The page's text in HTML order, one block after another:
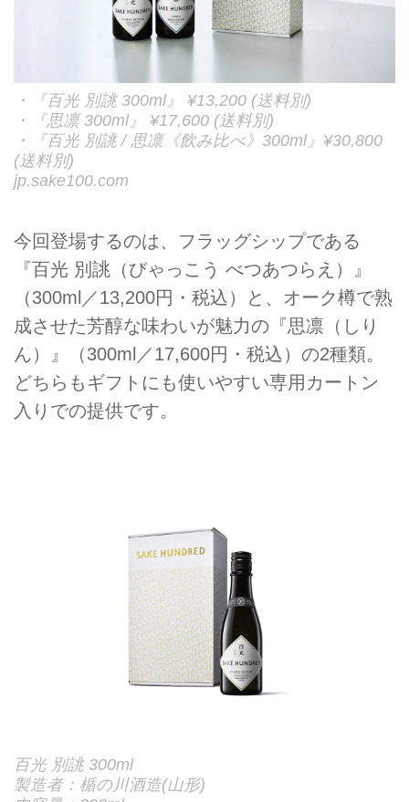
・『百光 別誂 300ml』 ¥13,200 (送料別)
・『思凛 300ml』 ¥17,600 (送料別)
・『百光 別誂 / 思凛《飲み比べ》300ml』¥30,800
(送料別)
jp.sake100.com
今回登場するのは、フラッグシップである
『百光 別誂（びゃっこう べつあつらえ）』
（300ml／13,200円・税込）と、オーク樽で熟
成させた芳醇な味わいが魅力の『思凛（しり
ん）』（300ml／17,600円・税込）の2種類。
どちらもギフトにも使いやすい専用カートン
入りでの提供です。
百光 別誂 300ml
製造者：楯の川酒造(⼭形)